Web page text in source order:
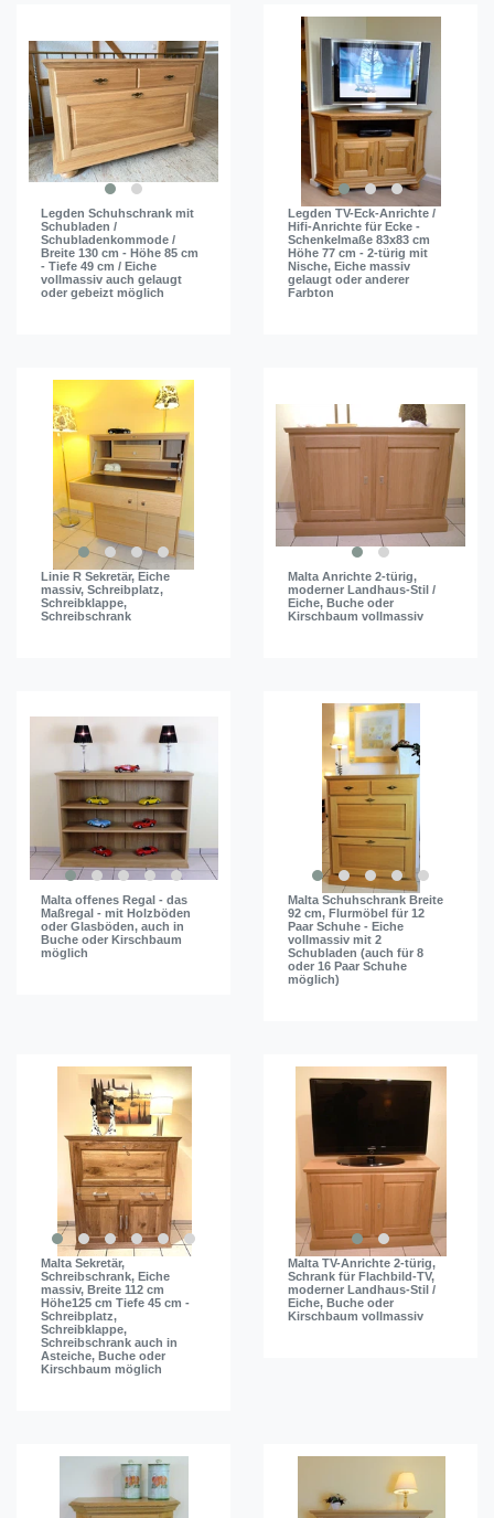
Legden Schuhschrank mit
Schubladen /
Schubladenkommode /
Breite 130 cm - Höhe 85 cm
- Tiefe 49 cm / Eiche
vollmassiv auch gelaugt
oder gebeizt möglich
Legden TV-Eck-Anrichte /
Hifi-Anrichte für Ecke -
Schenkelmaße 83x83 cm
Höhe 77 cm - 2-türig mit
Nische, Eiche massiv
gelaugt oder anderer
Farbton
Linie R Sekretär, Eiche
massiv, Schreibplatz,
Schreibklappe,
Schreibschrank
Malta Anrichte 2-türig,
moderner Landhaus-Stil /
Eiche, Buche oder
Kirschbaum vollmassiv
Malta offenes Regal - das
Maßregal - mit Holzböden
oder Glasböden, auch in
Buche oder Kirschbaum
möglich
Malta Schuhschrank Breite
92 cm, Flurmöbel für 12
Paar Schuhe - Eiche
vollmassiv mit 2
Schubladen (auch für 8
oder 16 Paar Schuhe
möglich)
Malta Sekretär,
Schreibschrank, Eiche
massiv, Breite 112 cm
Höhe125 cm Tiefe 45 cm -
Schreibplatz,
Schreibklappe,
Schreibschrank auch in
Asteiche, Buche oder
Kirschbaum möglich
Malta TV-Anrichte 2-türig,
Schrank für Flachbild-TV,
moderner Landhaus-Stil /
Eiche, Buche oder
Kirschbaum vollmassiv